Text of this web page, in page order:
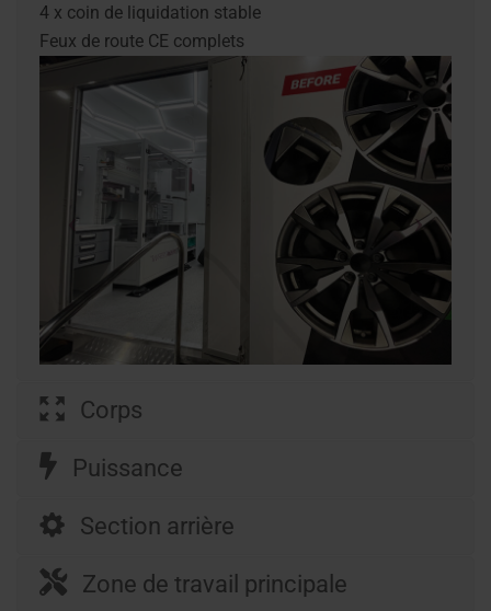
4 x coin de liquidation stable
Feux de route CE complets
Corps
Puissance
Section arrière
Zone de travail principale